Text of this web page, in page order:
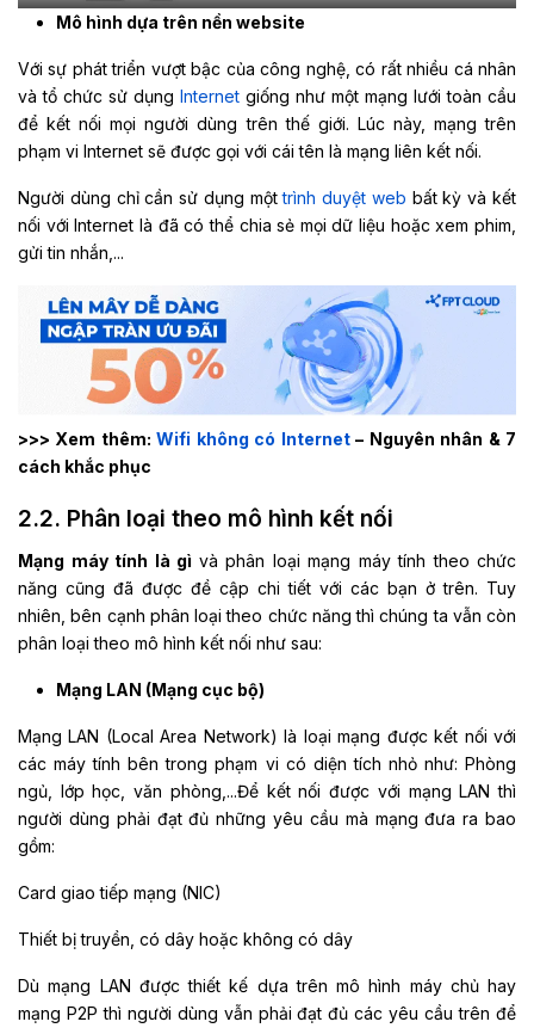
Mô hình dựa trên nền website
Với sự phát triển vượt bậc của công nghệ, có rất nhiều cá nhân
và tổ chức sử dụng Internet giống như một mạng lưới toàn cầu
để kết nối mọi người dùng trên thế giới. Lúc này, mạng trên
phạm vi Internet sẽ được gọi với cái tên là mạng liên kết nối.
Người dùng chỉ cần sử dụng mộttrình duyệt web bất kỳ và kết
nối với Internet là đã có thể chia sẻ mọi dữ liệu hoặc xem phim,
gửi tin nhắn,...
>>> Xem thêm:Wifi không có Internet– Nguyên nhân & 7
cách khắc phục
2.2. Phân loại theo mô hình kết nối
Mạng máy tính là gì và phân loại mạng máy tính theo chức
năng cũng đã được đề cập chi tiết với các bạn ở trên. Tuy
nhiên, bên cạnh phân loại theo chức năng thì chúng ta vẫn còn
phân loại theo mô hình kết nối như sau:
Mạng LAN (Mạng cục bộ)
Mạng LAN (Local Area Network) là loại mạng được kết nối với
các máy tính bên trong phạm vi có diện tích nhỏ như: Phòng
ngủ, lớp học, văn phòng,...Để kết nối được với mạng LAN thì
người dùng phải đạt đủ những yêu cầu mà mạng đưa ra bao
gồm:
Card giao tiếp mạng (NIC)
Thiết bị truyền, có dây hoặc không có dây
Dù mạng LAN được thiết kế dựa trên mô hình máy chủ hay
mạng P2P thì người dùng vẫn phải đạt đủ các yêu cầu trên để